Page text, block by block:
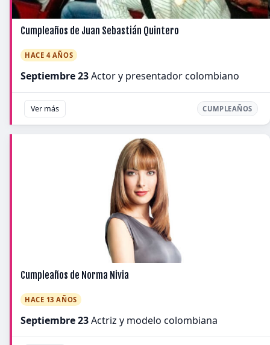
Cumpleaños de Juan Sebastián Quintero
HACE 4 AÑOS
Septiembre 23Actor y presentador colombiano
Ver más CUMPLEAÑOS
Cumpleaños de Norma Nivia
HACE 13 AÑOS
Septiembre 23Actriz y modelo colombiana